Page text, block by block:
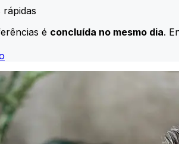
rápidas
é concluída no mesmo dia.